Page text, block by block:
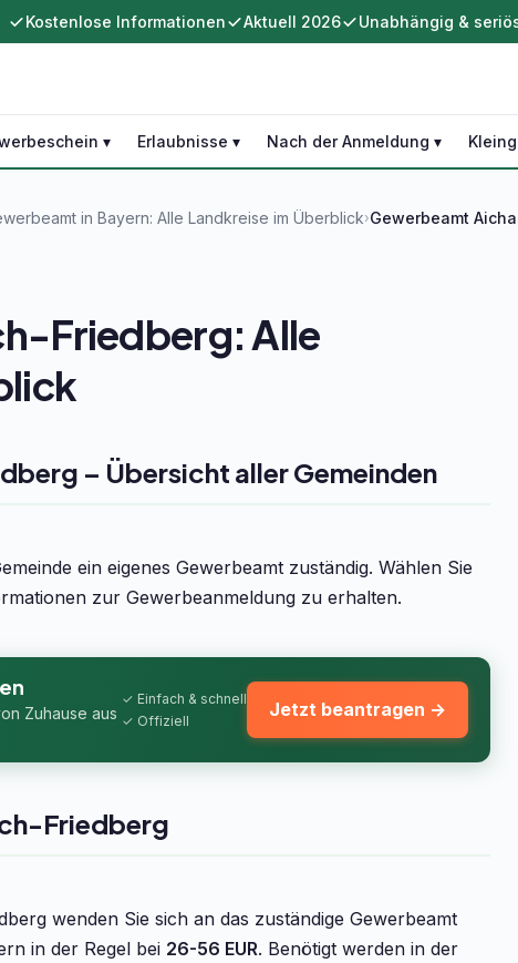
Kostenlose Informationen Aktuell 2026 Unabhängig &
▾ Erlaubnisse ▾ Nach der Anmeldung ▾
in Bayern: Alle Landkreise im Überblick›Gewerbeamt
Friedberg: Alle
– Übersicht aller Gemeinden
ein eigenes Gewerbeamt zuständig. Wählen Sie
zur Gewerbeanmeldung zu erhalten.
Zuhause aus
✓ Einfach & schnell
✓ Offiziell
Jetzt beantragen →
Friedberg
wenden Sie sich an das zuständige Gewerbeamt
in der Regel bei 26-56 EUR. Benötigt werden in der